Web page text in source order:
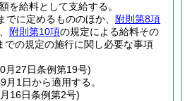
を給料として支給する。
でに定めるもののほか、
附則第8項
附則第10項の規定による給料その
での規定の施行に関し必要な事項
月27日条例第19号)
月1日から適用する。
16日条例第2号)